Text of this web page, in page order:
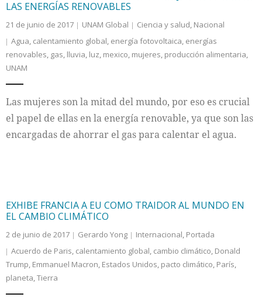
LAS ENERGÍAS RENOVABLES
21 de junio de 2017 UNAM Global Ciencia y salud, Nacional
Agua, calentamiento global, energía fotovoltaica, energías
renovables, gas, lluvia, luz, mexico, mujeres, producción alimentaria,
UNAM
Las mujeres son la mitad del mundo, por eso es crucial
el papel de ellas en la energía renovable, ya que son las
encargadas de ahorrar el gas para calentar el agua.
EXHIBE FRANCIA A EU COMO TRAIDOR AL MUNDO EN
EL CAMBIO CLIMÁTICO
2 de junio de 2017 Gerardo Yong Internacional, Portada
Acuerdo de Paris, calentamiento global, cambio climático, Donald
Trump, Emmanuel Macron, Estados Unidos, pacto climático, París,
planeta,Tierra